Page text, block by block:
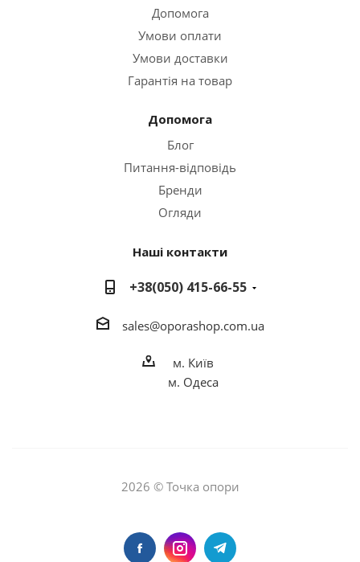
Допомога
Умови оплати
Умови доставки
Гарантія на товар
Допомога
Блог
Питання-відповідь
Бренди
Огляди
Наші контакти
+38(050) 415-66-55
sales@oporashop.com.ua
м. Київ
м. Одеса
2026 © Точка опори